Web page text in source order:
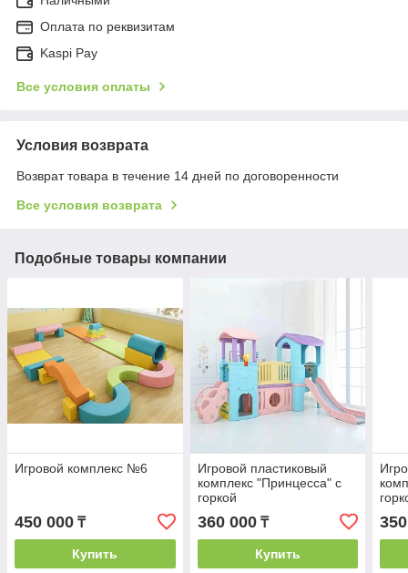
Оплата по реквизитам
Kaspi Pay
Все условия оплаты
Условия возврата
Возврат товара в течение 14 дней по договоренности
Все условия возврата
Подобные товары компании
Игровой комплекс №6
450 000 ₸
Купить
Игровой пластиковый
комплекс "Принцесса" с
горкой
360 000₸
Купить